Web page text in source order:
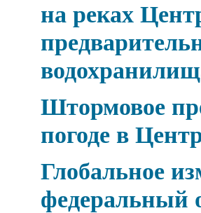
на реках
Штормовое
погоде в
Глобальное
федеральный